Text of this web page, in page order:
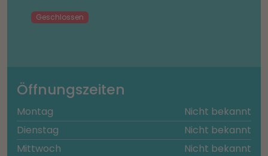
Geschlossen
Öffnungszeiten
Montag
Nicht bekannt
Dienstag
Nicht bekannt
Mittwoch
Nicht bekannt